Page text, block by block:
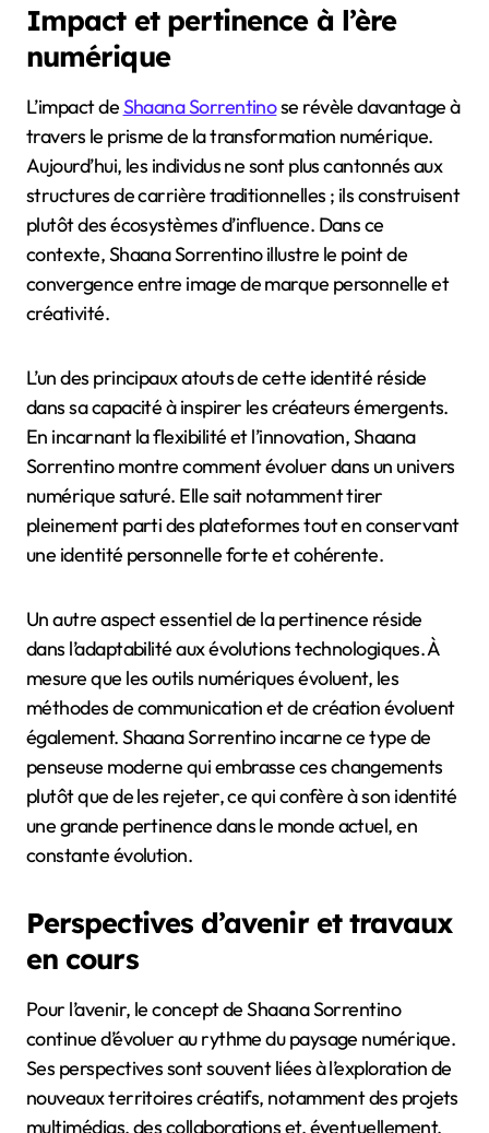
Impact et pertinence à l’ère
numérique
L’impact deShaana Sorrentinose révèle davantage à
travers le prisme de la transformation numérique.
Aujourd’hui, les individus ne sont plus cantonnés aux
structures de carrière traditionnelles ; ils construisent
plutôt des écosystèmes d’influence. Dans ce
contexte, Shaana Sorrentino illustre le point de
convergence entre image de marque personnelle et
créativité.
L’un des principaux atouts de cette identité réside
dans sa capacité à inspirer les créateurs émergents.
En incarnant la flexibilité et l’innovation, Shaana
Sorrentino montre comment évoluer dans un univers
numérique saturé. Elle sait notamment tirer
pleinement parti des plateformes tout en conservant
une identité personnelle forte et cohérente.
Un autre aspect essentiel de la pertinence réside
dans l’adaptabilité aux évolutions technologiques. À
mesure que les outils numériques évoluent, les
méthodes de communication et de création évoluent
également. Shaana Sorrentino incarne ce type de
penseuse moderne qui embrasse ces changements
plutôt que de les rejeter, ce qui confère à son identité
une grande pertinence dans le monde actuel, en
constante évolution.
Perspectives d’avenir et travaux
en cours
Pour l’avenir, le concept de Shaana Sorrentino
continue d’évoluer au rythme du paysage numérique.
Ses perspectives sont souvent liées à l’exploration de
nouveaux territoires créatifs, notamment des projets
multimédias, des collaborations et, éventuellement,